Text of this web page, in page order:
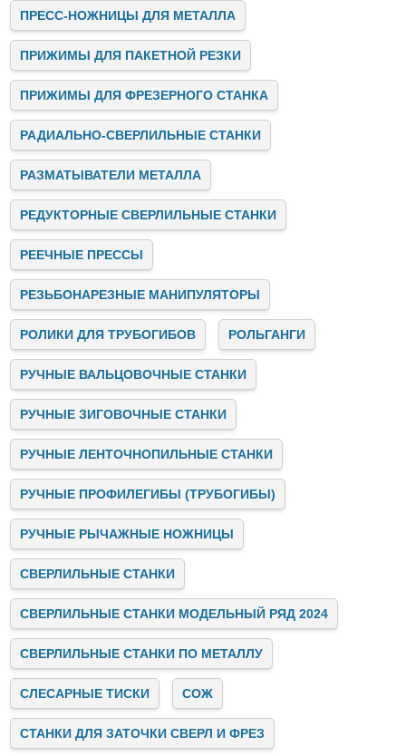
обслуживание оборудования и электричество.
Заключение
Stalex — это лидер на рынке промышленных станков,
предлагающий инновационные, надёжные и
высокопроизводительные решения для бизнеса. Мы
помогаем предприятиям автоматизировать и улучшать
производственные процессы, предоставляя качественное
оборудование, консультации и поддержку на всех этапах
сотрудничества.
Если вы ищете надёжного партнёра для модернизации
своего производства, свяжитесь с нами. Stalex готов
предложить вам лучшие решения для успешного развития
вашего бизнеса!
ПРЕСС-НОЖНИЦЫ ДЛЯ МЕТАЛЛА
ПРИЖИМЫ ДЛЯ ПАКЕТНОЙ РЕЗКИ
ПРИЖИМЫ ДЛЯ ФРЕЗЕРНОГО СТАНКА
РАДИАЛЬНО-СВЕРЛИЛЬНЫЕ СТАНКИ
РАЗМАТЫВАТЕЛИ МЕТАЛЛА
РЕДУКТОРНЫЕ СВЕРЛИЛЬНЫЕ СТАНКИ
РЕЕЧНЫЕ ПРЕССЫ
РЕЗЬБОНАРЕЗНЫЕ МАНИПУЛЯТОРЫ
РОЛИКИ ДЛЯ ТРУБОГИБОВ РОЛЬГАНГИ
РУЧНЫЕ ВАЛЬЦОВОЧНЫЕ СТАНКИ
РУЧНЫЕ ЗИГОВОЧНЫЕ СТАНКИ
РУЧНЫЕ ЛЕНТОЧНОПИЛЬНЫЕ СТАНКИ
РУЧНЫЕ ПРОФИЛЕГИБЫ (ТРУБОГИБЫ)
РУЧНЫЕ РЫЧАЖНЫЕ НОЖНИЦЫ
СВЕРЛИЛЬНЫЕ СТАНКИ
СВЕРЛИЛЬНЫЕ СТАНКИ МОДЕЛЬНЫЙ РЯД 2024
СВЕРЛИЛЬНЫЕ СТАНКИ ПО МЕТАЛЛУ
СЛЕСАРНЫЕ ТИСКИ СОЖ
СТАНКИ ДЛЯ ЗАТОЧКИ СВЕРЛ И ФРЕЗ